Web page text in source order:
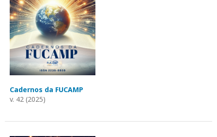
Cadernos da FUCAMP
v. 42 (2025)